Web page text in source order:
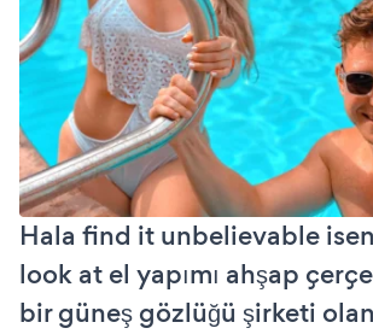
Hala find it unbelievable
look at el yapımı ahşap
bir güneş gözlüğü şirketi